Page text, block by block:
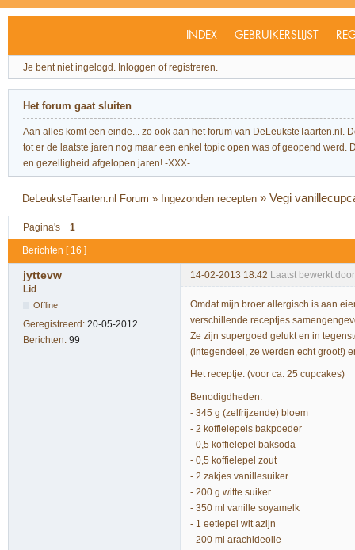
INDEX GEBRUIKERSLIJST
Je bent niet ingelogd. Inloggen of registreren.
Het forum gaat sluiten
Aan alles komt een einde... zo ook aan het forum van
tot er de laatste jaren nog maar een enkel topic open was of geopend
en gezelligheid afgelopen jaren! -XXX-
DeLeuksteTaarten.nl Forum » Ingezonden recepten »Vegi
Pagina's 1
Berichten [ 16 ]
jyttevw 14-02-2013 18:42 Laatst bewerkt
Lid
Offline
Geregistreerd: 20-05-2012
Berichten: 99
Omdat mijn broer allergisch is aan
verschillende receptjes
Ze zijn supergoed gelukt en in
(integendeel, ze werden echt groot!)
Het receptje: (voor ca. 25 cupcakes)
Benodigdheden:
- 345 g (zelfrijzende) bloem
- 2 koffielepels bakpoeder
- 0,5 koffielepel baksoda
- 0,5 koffielepel zout
- 2 zakjes vanillesuiker
- 200 g witte suiker
- 350 ml vanille soyamelk
- 1 eetlepel wit azijn
- 200 ml arachideolie